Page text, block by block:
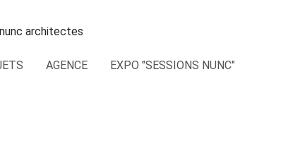
AGENCE EXPO "SESSIONS NUNC"